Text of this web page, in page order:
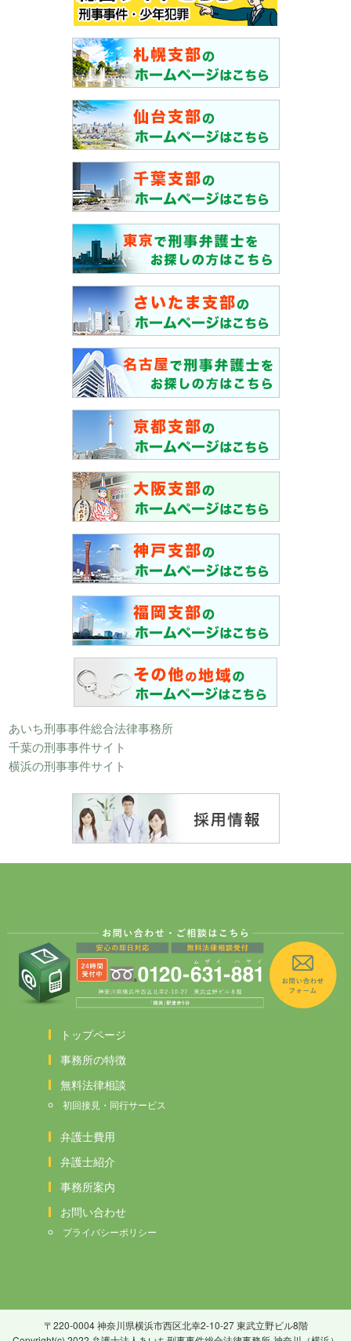
あいち刑事事件総合法律事務所
千葉の刑事事件サイト
横浜の刑事事件サイト
トップページ
事務所の特徴
無料法律相談
初回接見・同行サービス
弁護士費用
弁護士紹介
事務所案内
お問い合わせ
プライバシーポリシー
〒220-0004 神奈川県横浜市西区北幸2-10-27 東武立野ビル8階